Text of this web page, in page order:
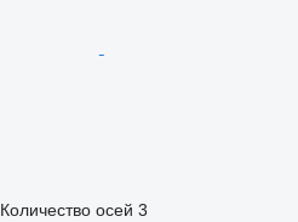
Количество осей 3